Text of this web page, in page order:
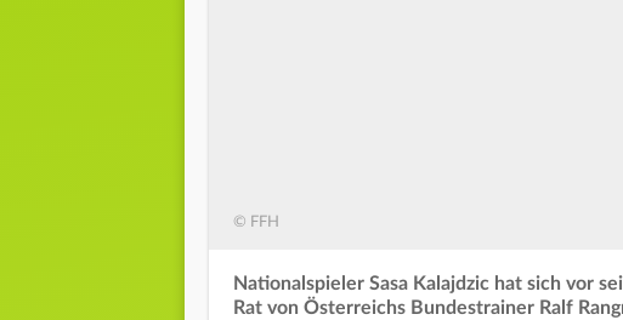
© FFH
Nationalspieler Sasa Kalajdzic hat sich vor
Rat von Österreichs Bundestrainer Ralf